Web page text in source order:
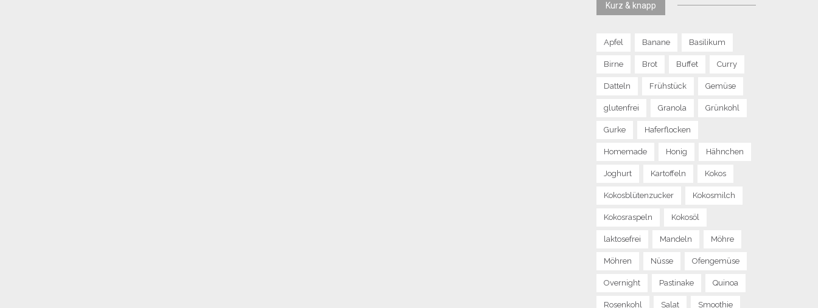
Kurz & knapp
Apfel Banane Basilikum
Birne Brot Buffet Curry
Datteln Frühstück Gemüse
glutenfrei Granola Grünkohl
Gurke Haferflocken
Homemade Honig Hähnchen
Joghurt Kartoffeln Kokos
Kokosblütenzucker Kokosmilch
Kokosraspeln Kokosöl
laktosefrei Mandeln Möhre
Möhren Nüsse Ofengemüse
Overnight Pastinake Quinoa
Rosenkohl Salat Smoothie